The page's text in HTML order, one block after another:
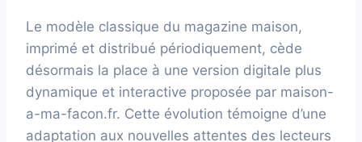
Le modèle classique du magazine maison,
imprimé et distribué périodiquement, cède
désormais la place à une version digitale plus
dynamique et interactive proposée par maison-
a-ma-facon.fr. Cette évolution témoigne d’une
adaptation aux nouvelles attentes des lecteurs